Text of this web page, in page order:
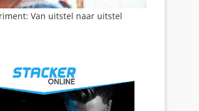
Van uitstel naar uitstel